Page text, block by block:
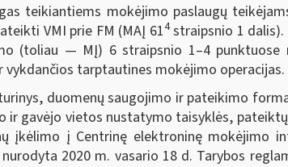
teikiantiems mokėjimo paslaugų
VMI prie FM (MAĮ 614straipsnio 1
(toliau — MĮ) 6 straipsnio 1–4 punktuose
tarptautines mokėjimo operacijas.
duomenų saugojimo ir pateikimo
gavėjo vietos nustatymo taisyklės,
įkėlimo į Centrinę elektroninę mokėjimo
2020 m. vasario 18 d. Tarybos